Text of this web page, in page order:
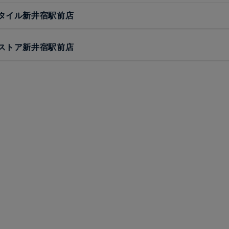
イル新井宿駅前店
トア新井宿駅前店